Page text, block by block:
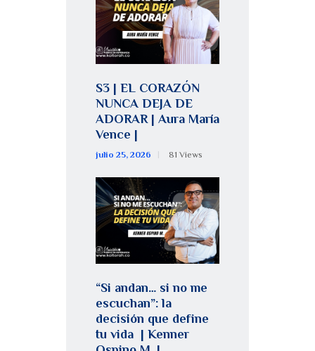
S3 | EL CORAZÓN
NUNCA DEJA DE
ADORAR | Aura María
Vence |
julio 25, 2026 81 Views
“Si andan… si no me
escuchan”: la
decisión que define
tu vida | Kenner